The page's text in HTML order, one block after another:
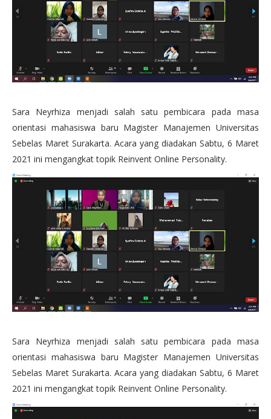
Sara Neyrhiza menjadi salah satu pembicara pada masa
orientasi mahasiswa baru Magister Manajemen Universitas
Sebelas Maret Surakarta. Acara yang diadakan Sabtu, 6 Maret
2021 ini mengangkat topik Reinvent Online Personality.
Sara Neyrhiza menjadi salah satu pembicara pada masa
orientasi mahasiswa baru Magister Manajemen Universitas
Sebelas Maret Surakarta. Acara yang diadakan Sabtu, 6 Maret
2021 ini mengangkat topik Reinvent Online Personality.